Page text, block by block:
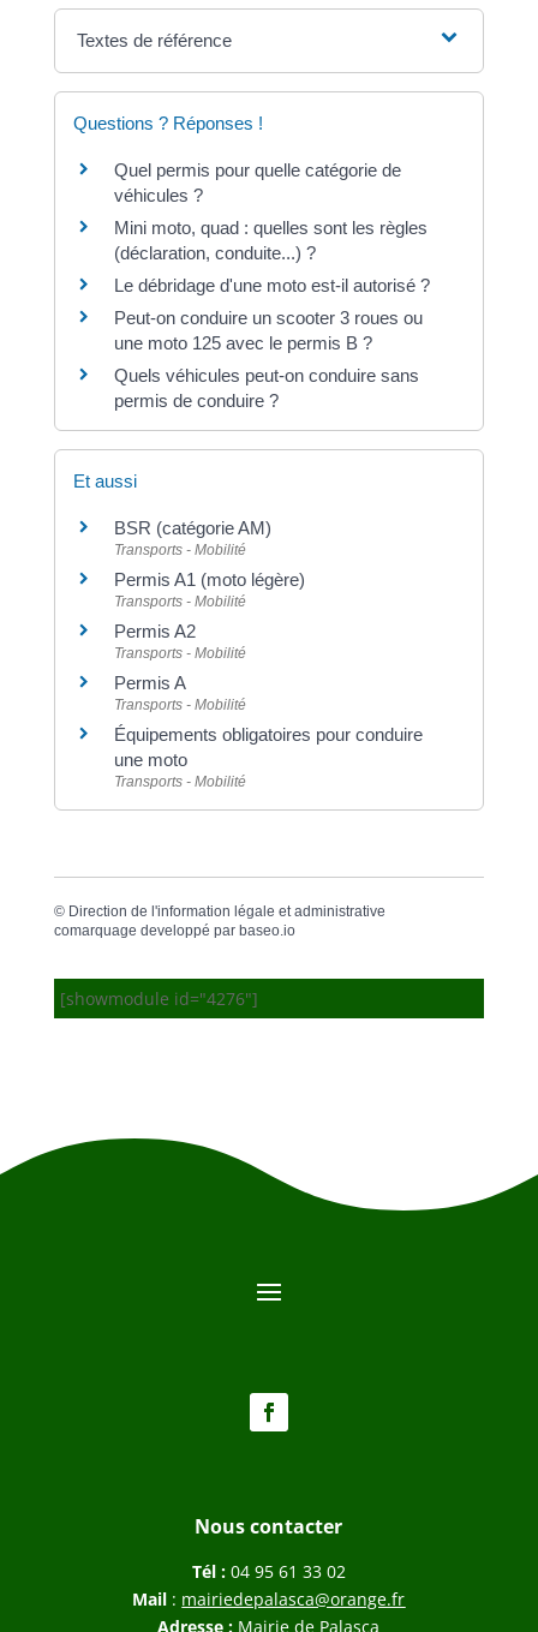
Textes de référence
Questions ? Réponses !
Quel permis pour quelle catégorie de
véhicules ?
Mini moto, quad : quelles sont les règles
(déclaration, conduite...) ?
Le débridage d'une moto est-il autorisé ?
Peut-on conduire un scooter 3 roues ou
une moto 125 avec le permis B ?
Quels véhicules peut-on conduire sans
permis de conduire ?
Et aussi
BSR (catégorie AM)
Transports - Mobilité
Permis A1 (moto légère)
Transports - Mobilité
Permis A2
Transports - Mobilité
Permis A
Transports - Mobilité
Équipements obligatoires pour conduire
une moto
Transports - Mobilité
© Direction de l'information légale et administrative
comarquage developpé par baseo.io
[showmodule id="4276"]
Nous contacter
Tél : 04 95 61 33 02
Mail : mairiedepalasca@orange.fr
Adresse : Mairie de Palasca